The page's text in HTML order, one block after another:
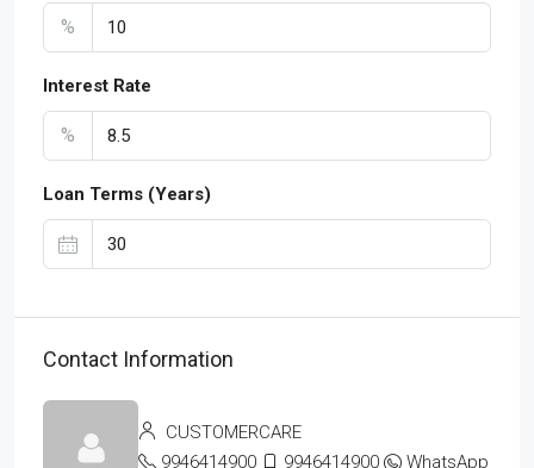
%
Interest Rate
%
Loan Terms (Years)
Contact Information
CUSTOMERCARE
9946414900
9946414900 WhatsApp